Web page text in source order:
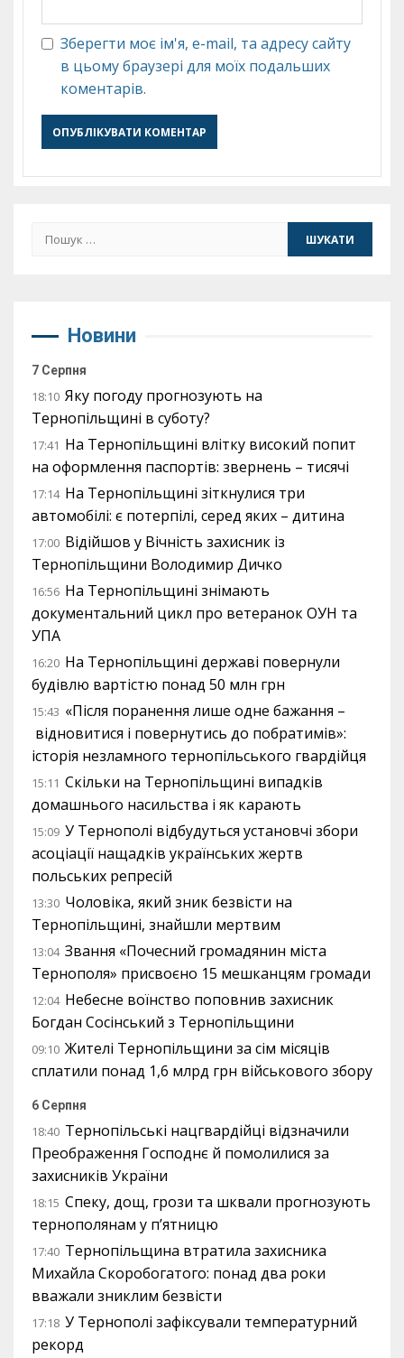
Зберегти моє ім'я, e-mail, та адресу сайту
в цьому браузері для моїх подальших
коментарів.
Пошук:
Новини
7 Серпня
18:10 Яку погоду прогнозують на
Тернопільщині в суботу?
17:41 На Тернопільщині влітку високий попит
на оформлення паспортів: звернень – тисячі
17:14 На Тернопільщині зіткнулися три
автомобілі: є потерпілі, серед яких – дитина
17:00 Відійшов у Вічність захисник із
Тернопільщини Володимир Дичко
16:56 На Тернопільщині знімають
документальний цикл про ветеранок ОУН та
УПА
16:20 На Тернопільщині державі повернули
будівлю вартістю понад 50 млн грн
15:43 «Після поранення лише одне бажання –
відновитися і повернутись до побратимів»:
історія незламного тернопільського гвардійця
15:11 Скільки на Тернопільщині випадків
домашнього насильства і як карають
15:09 У Тернополі відбудуться установчі збори
асоціації нащадків українських жертв
польських репресій
13:30 Чоловіка, який зник безвісти на
Тернопільщині, знайшли мертвим
13:04 Звання «Почесний громадянин міста
Тернополя» присвоєно 15 мешканцям громади
12:04 Небесне воїнство поповнив захисник
Богдан Сосінський з Тернопільщини
09:10 Жителі Тернопільщини за сім місяців
сплатили понад 1,6 млрд грн військового збору
6 Серпня
18:40 Тернопільські нацгвардійці відзначили
Преображення Господнє й помолилися за
захисників України
18:15 Спеку, дощ, грози та шквали прогнозують
тернополянам у п’ятницю
17:40 Тернопільщина втратила захисника
Михайла Скоробогатого: понад два роки
вважали зниклим безвісти
17:18 У Тернополі зафіксували температурний
рекорд